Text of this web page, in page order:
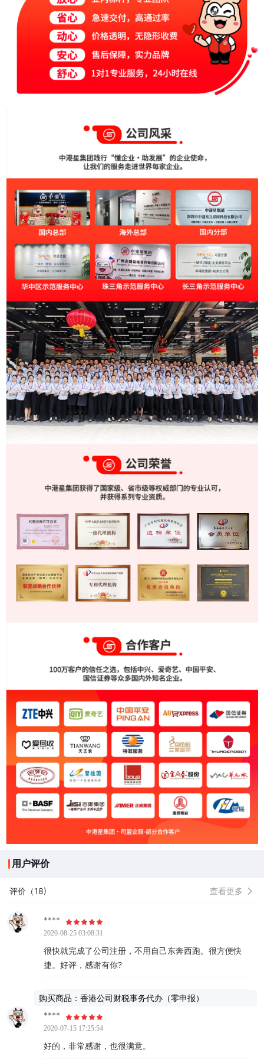
用户评价
评价（18) 查看更多
****
2020-08-25 03:08:31
很快就完成了公司注册，不用自己东奔西跑。很方便快
捷。好评，感谢有你?
购买商品：香港公司财税事务代办（零申报）
****
2020-07-15 17:25:54
好的，非常感谢，也很满意。